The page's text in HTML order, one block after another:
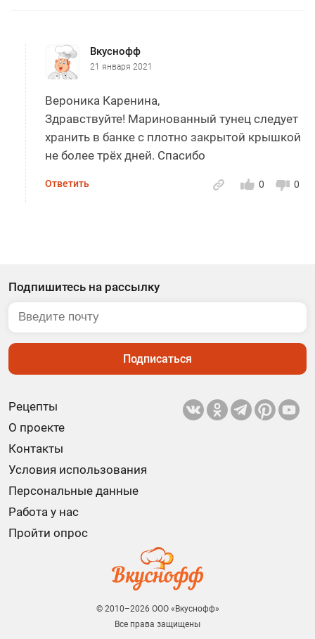
Вкуснофф
21 января 2021
Вероника Каренина,
Здравствуйте! Маринованный тунец следует
хранить в банке с плотно закрытой крышкой
не более трёх дней. Спасибо
0
0
Ответить
Рецепты
О проекте
Контакты
Условия использования
Персональные данные
Работа у нас
Пройти опрос
Подпишитесь на рассылку
Подписаться
© 2010–2026 ООО «Вкуснофф»
Все права защищены